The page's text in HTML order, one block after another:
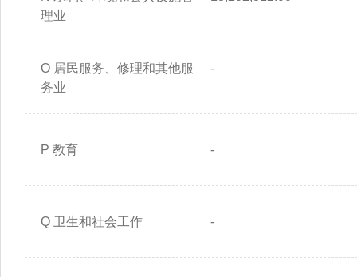
理业
O 居民服务、修理和其他服
务业
-
P 教育 -
Q 卫生和社会工作 -